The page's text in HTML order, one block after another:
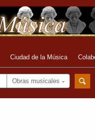
Ciudad de la Música
Obras musicales